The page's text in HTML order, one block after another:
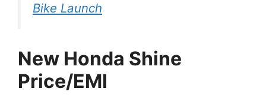
Bike Launch
New Honda Shine
Price/EMI